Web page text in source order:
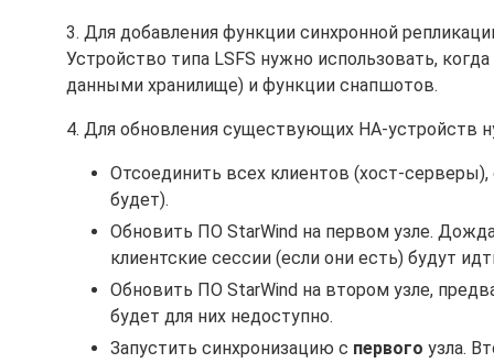
3. Для добавления функции синхронной
Устройство типа LSFS нужно использовать,
данными хранилище) и функции снапшотов.
4. Для обновления существующих HA-
Отсоединить всех клиентов (хост-
будет).
Обновить ПО StarWind на первом узле.
клиентские сессии (если они есть) будут
Обновить ПО StarWind на втором узле,
будет для них недоступно.
Запустить синхронизацию с первого узла.